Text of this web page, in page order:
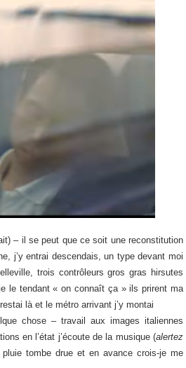
– il se peut que ce soit une reconstitution
j’y entrai descendais, un type devant moi
trois contrôleurs gros gras hirsutes
le tendant « on connaît ça » ils prirent ma
là et le métro arrivant j’y montai
chose – travail aux images italiennes
en l’état j’écoute de la musique (alertez
tombe drue et en avance crois-je me